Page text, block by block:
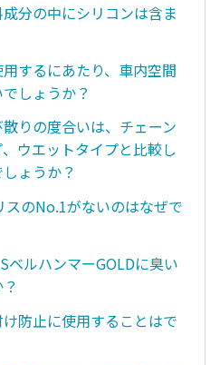
分の中にシリコンは含ま
するにあたり、車内空間
しょうか？
りの度合いは、チェーン
ウエットタイプと比較し
ょうか？
スのNo.1がないのはなぜで
ベルハンマーGOLDに臭い
防止に使用することはで